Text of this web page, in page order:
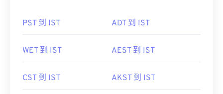
PST 到 IST ADT 到 IST
WET 到 IST AEST 到 IST
CST 到 IST AKST 到 IST